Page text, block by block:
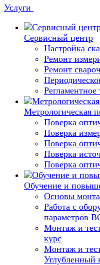
Услуги
Сервисный центр
Настройка
Ремонт
Ремонт
Метрологическая
Поверка
Поверка
Поверка
Поверка
Поверка
Обучение и
Основы
Работа с
параметров
Монтаж и
курс
Монтаж и
Углубленный